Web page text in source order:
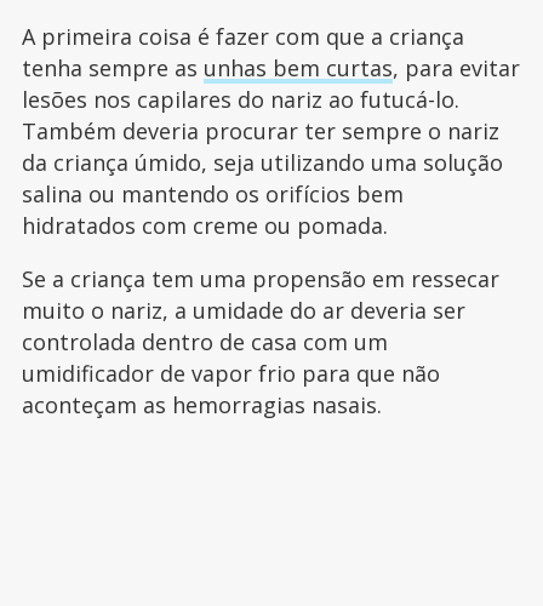
A primeira coisa é fazer com que a criança
tenha sempre as unhas bem curtas, para evitar
lesões nos capilares do nariz ao futucá-lo.
Também deveria procurar ter sempre o nariz
da criança úmido, seja utilizando uma solução
salina ou mantendo os orifícios bem
hidratados com creme ou pomada.
Se a criança tem uma propensão em ressecar
muito o nariz, a umidade do ar deveria ser
controlada dentro de casa com um
umidificador de vapor frio para que não
aconteçam as hemorragias nasais.